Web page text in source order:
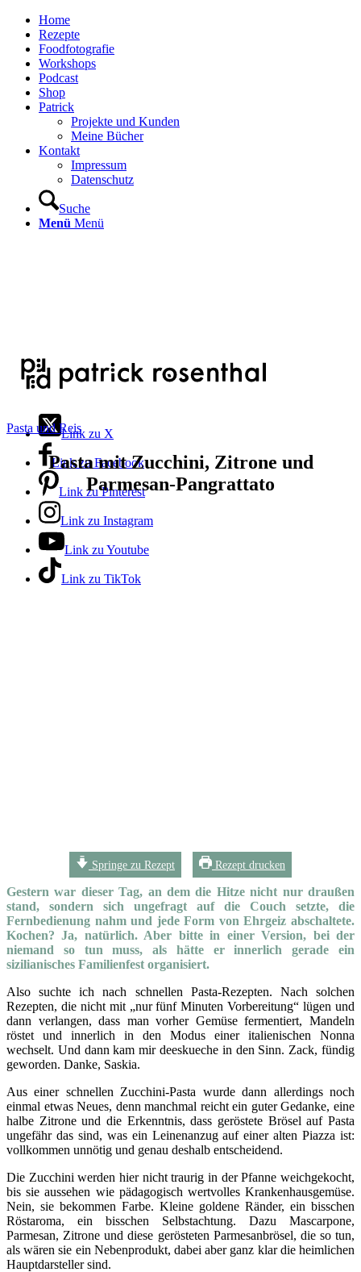
Home
Rezepte
Foodfotografie
Workshops
Podcast
Shop
Patrick
Projekte und Kunden
Meine Bücher
Kontakt
Impressum
Datenschutz
Suche
Menü Menü
Link zu X
Link zu Facebook
Link zu Pinterest
Link zu Instagram
Link zu Youtube
Link zu TikTok
Pasta und Reis
Pasta mit Zucchini, Zitrone und
Parmesan-Pangrattato
Springe zu Rezept Rezept drucken
Gestern war dieser Tag, an dem die Hitze nicht nur draußen
stand, sondern sich ungefragt auf die Couch setzte, die
Fernbedienung nahm und jede Form von Ehrgeiz abschaltete.
Kochen? Ja, natürlich. Aber bitte in einer Version, bei der
niemand so tun muss, als hätte er innerlich gerade ein
sizilianisches Familienfest organisiert.
Also suchte ich nach schnellen Pasta-Rezepten. Nach solchen
Rezepten, die nicht mit „nur fünf Minuten Vorbereitung“ lügen und
dann verlangen, dass man vorher Gemüse fermentiert, Mandeln
röstet und innerlich in den Modus einer italienischen Nonna
wechselt. Und dann kam mir deeskueche in den Sinn. Zack, fündig
geworden. Danke, Saskia.
Aus einer schnellen Zucchini-Pasta wurde dann allerdings noch
einmal etwas Neues, denn manchmal reicht ein guter Gedanke, eine
halbe Zitrone und die Erkenntnis, dass geröstete Brösel auf Pasta
ungefähr das sind, was ein Leinenanzug auf einer alten Piazza ist:
vollkommen unnötig und genau deshalb entscheidend.
Die Zucchini werden hier nicht traurig in der Pfanne weichgekocht,
bis sie aussehen wie pädagogisch wertvolles Krankenhausgemüse.
Nein, sie bekommen Farbe. Kleine goldene Ränder, ein bisschen
Röstaroma, ein bisschen Selbstachtung. Dazu Mascarpone,
Parmesan, Zitrone und diese gerösteten Parmesanbrösel, die so tun,
als wären sie ein Nebenprodukt, dabei aber ganz klar die heimlichen
Hauptdarsteller sind.